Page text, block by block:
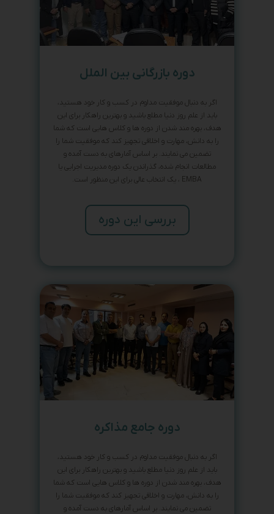
دوره بازرگانی بین الملل
اگر به دنبال موفقیت مداوم در کسب و کار خود هستید،
باید از علم روز دنیا مطلع باشید و بهترین راهکار برای این
هدف، بهره مند شدن از دوره ها و کلاس هایی است که شما
را به دانش، مهارت و اخلاقی تجهیز کند که موفقیت شما را
تضمین می نمایند. بر اساس آمارهای به دست آمده و
مطالعات انجام شده، گذراندن یک دوره مدیریت اجرایی یا
EMBA ، یک انتخاب عالی برای این منظور است.
بررسی این دوره
دوره جامع مذاکره
اگر به دنبال موفقیت مداوم در کسب و کار خود هستید،
باید از علم روز دنیا مطلع باشید و بهترین راهکار برای این
هدف، بهره مند شدن از دوره ها و کلاس هایی است که شما
را به دانش، مهارت و اخلاقی تجهیز کند که موفقیت شما را
تضمین می نمایند. بر اساس آمارهای به دست آمده و